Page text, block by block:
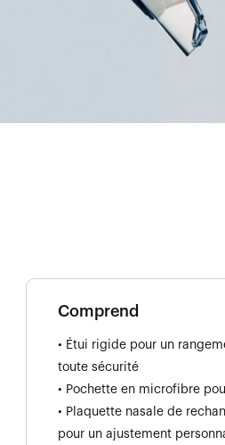
Comprend
• Étui rigide pour un
toute sécurité
• Pochette en microfibre
• Plaquette nasale de
pour un ajustement